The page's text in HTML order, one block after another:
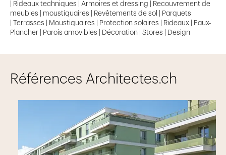
info@hkm.ch
GENÈVE
1228 Plan-les-Ouates
T.: 022 552 34 34
NEUCHÂTEL
Route de Neuchâtel 23
| Rideaux techniques | Armoires et dressing | Recouvrement de
meubles | moustiquaires | Revêtements de sol | Parquets
| Terrasses | Moustiquaires | Protection solaires | Rideaux | Faux-
Plancher | Parois amovibles | Décoration | Stores | Design
Références Architectes.ch